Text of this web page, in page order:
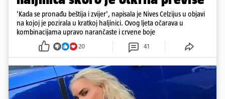
'Kada se pronađu beštija i zvijer', napisala je Nives Celzijus u objavi
na kojoj je pozirala u kratkoj haljinici. Ovog ljeta očarava u
kombinacijama upravo narančaste i crvene boje
20 41